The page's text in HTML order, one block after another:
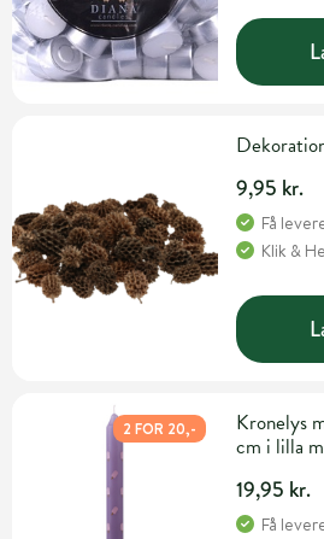
9,95 kr.
Få
Klik &
2 FOR 20,-
Kronelys
cm i lilla
19,95 kr.
Få